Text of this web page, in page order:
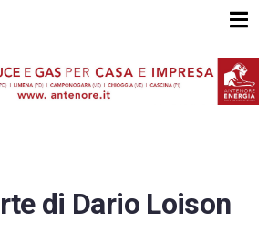
di Dario Loison